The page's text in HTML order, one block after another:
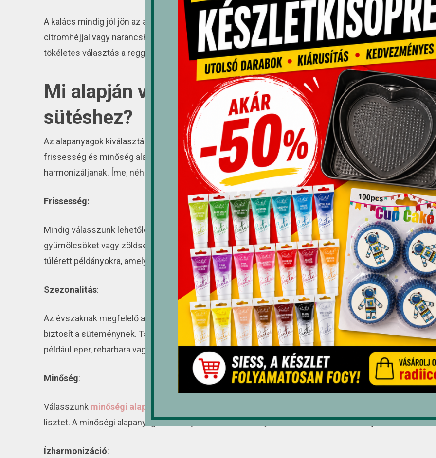
A kalács mindig jól jön az asztalon, és a tavasszal új ízekkel tehetjük még kelendőbbé.. Frissítő
citromhéjjal vagy narancshéjjal ízesítve, valamint szezonális gyümölcsös lekvárral töltve ez a kalács
tökéletes választás a reggeli kávé vagy délutáni teázás mellé.
Mi alapján válasszunk alapanyagot a
sütéshez?
Az alapanyagok kiválasztása kulcsfontosságú a tökéletes tavaszi sütemény elkészítéséhez. A
frissesség és minőség alapvető fontosságúak annak érdekében, hogy az ízek és az állagok
harmonizáljanak. Íme, néhány tanács a megfelelő alapanyagok kiválasztásához:
Frissesség:
Mindig válasszunk lehetőleg friss alapanyagokat, különösen olyan süteményekhez, amelyek friss
gyümölcsöket vagy zöldségeket tartalmaznak. Friss gyümölcsök esetén figyeljünk az érett, de nem
túlérett példányokra, amelyek kellemes aromát és ízt biztosítanak a süteménynek.
Szezonalitás:
Az évszaknak megfelelő alapanyagok használata nemcsak frissességet, hanem ízgazdagságot is
biztosít a süteménynek. Tavasszal keresgéljünk olyan szezonális gyümölcsökre és zöldségekre,
például eper, rebarbara vagy friss zöldfűszerek.
Minőség:
Válasszunk minőségi alapanyagokat
lisztet. A minőségi alapanyagok hozzájárulnak a sütemények finom ízéhez és textúrájához.
Ízharmonizáció: